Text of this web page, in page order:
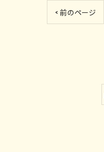
< 前のページ